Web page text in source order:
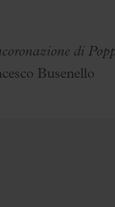
di
Busenello